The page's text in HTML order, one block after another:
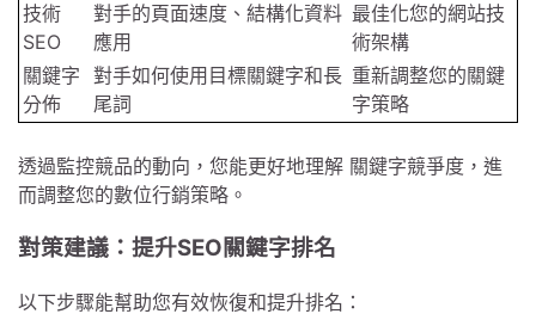
技術
SEO
對手的頁面速度、結構化資料
應用
最佳化您的網站技
術架構
關鍵字
分佈
對手如何使用目標關鍵字和長
尾詞
重新調整您的關鍵
字策略
透過監控競品的動向，您能更好地理解 關鍵字競爭度，進
而調整您的數位行銷策略。
對策建議：提升SEO關鍵字排名
以下步驟能幫助您有效恢復和提升排名：